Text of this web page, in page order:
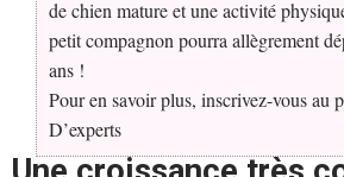
de chien mature et une activité
petit compagnon pourra allègrement
ans !
Pour en savoir plus, inscrivez-vous au
D’experts